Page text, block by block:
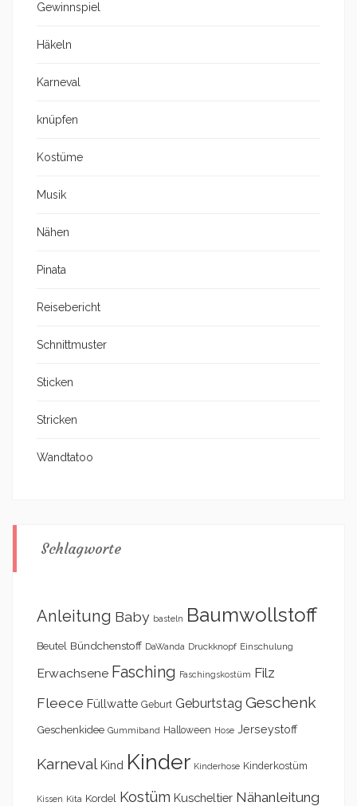
Gewinnspiel
Häkeln
Karneval
knüpfen
Kostüme
Musik
Nähen
Pinata
Reisebericht
Schnittmuster
Sticken
Stricken
Wandtatoo
Schlagworte
Anleitung Baby basteln Baumwollstoff
Beutel Bündchenstoff DaWanda Druckknopf Einschulung
Erwachsene Fasching Faschingskostüm Filz
Fleece Füllwatte Geburt Geburtstag Geschenk
Geschenkidee Gummiband Halloween Hose Jerseystoff
Karneval Kind Kinder Kinderhose Kinderkostüm
Kissen Kita Kordel Kostüm Kuscheltier Nähanleitung